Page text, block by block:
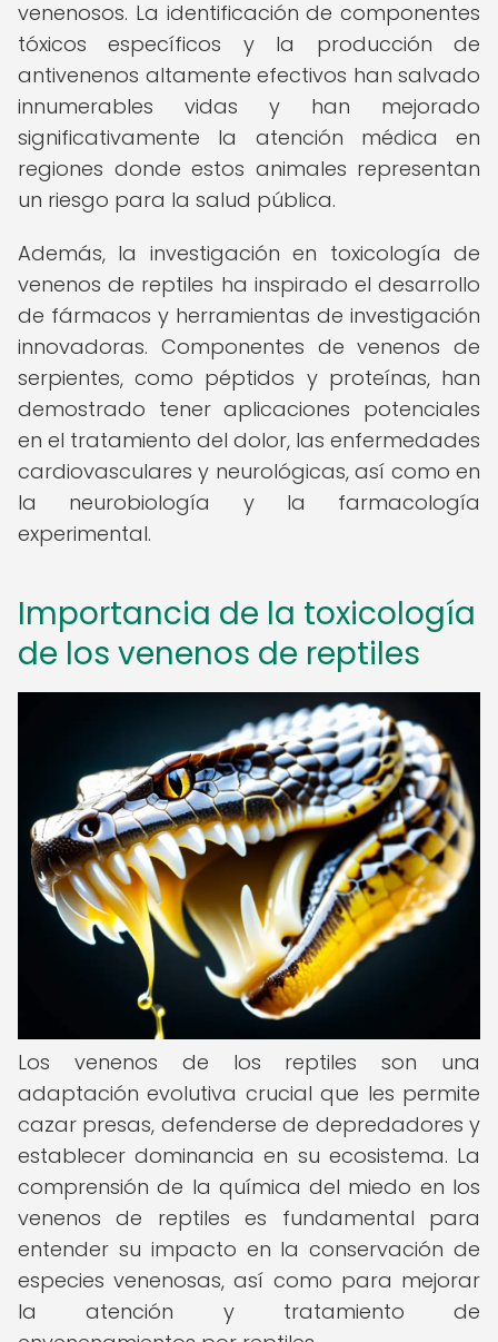
venenosos. La identificación de componentes
tóxicos específicos y la producción de
antivenenos altamente efectivos han salvado
innumerables vidas y han mejorado
significativamente la atención médica en
regiones donde estos animales representan
un riesgo para la salud pública.
Además, la investigación en toxicología de
venenos de reptiles ha inspirado el desarrollo
de fármacos y herramientas de investigación
innovadoras. Componentes de venenos de
serpientes, como péptidos y proteínas, han
demostrado tener aplicaciones potenciales
en el tratamiento del dolor, las enfermedades
cardiovasculares y neurológicas, así como en
la neurobiología y la farmacología
experimental.
Importancia de la toxicología
de los venenos de reptiles
Los venenos de los reptiles son una
adaptación evolutiva crucial que les permite
cazar presas, defenderse de depredadores y
establecer dominancia en su ecosistema. La
comprensión de la química del miedo en los
venenos de reptiles es fundamental para
entender su impacto en la conservación de
especies venenosas, así como para mejorar
la atención y tratamiento de